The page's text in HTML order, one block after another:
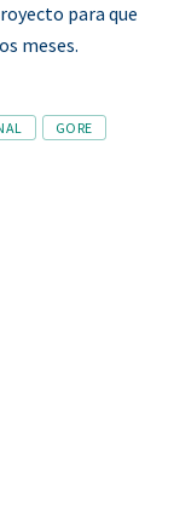
para que
meses.
GORE